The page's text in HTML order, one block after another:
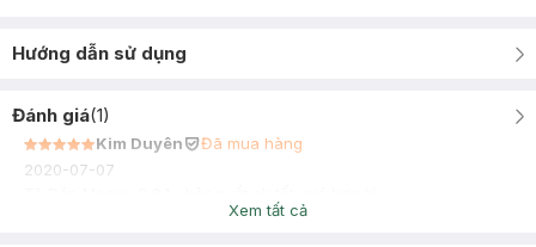
Hướng dẫn sử dụng
Đánh giá(1)
Kim Duyên
Đã mua hàng
2020-07-07
Xem tất cả